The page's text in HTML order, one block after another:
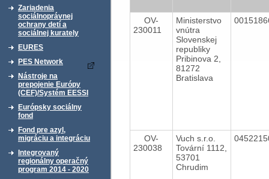
Zariadenia
sociálnoprávnej
ochrany detí a
sociálnej kurately
EURES
PES Network
Nástroje na
prepojenie Európy
(CEF)/Systém EESSI
Európsky sociálny
fond
Fond pre azyl,
migráciu a integráciu
Integrovaný
regionálny operačný
program 2014 - 2020
OV-
230011
Ministerstvo
vnútra
Slovenskej
republiky
Pribinova 2,
81272
Bratislava
OV-
230038
Vuch s.r.o.
Tovární 1112,
53701
Chrudim